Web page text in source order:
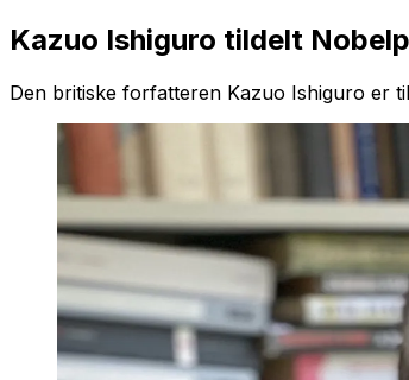
Kazuo Ishiguro tildelt
Den britiske forfatteren Kazuo Ishiguro er